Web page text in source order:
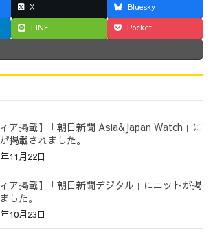
X
Bluesky
LINE Pocket
ィア掲載】「朝日新聞 Asia&Japan Watch」に
掲載されました。
11月22日
ィア掲載】「朝日新聞デジタル」にニットが掲
した。
10月23日